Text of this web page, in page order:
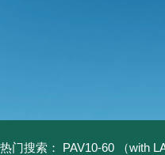
热门搜索： PAV10-60 （with